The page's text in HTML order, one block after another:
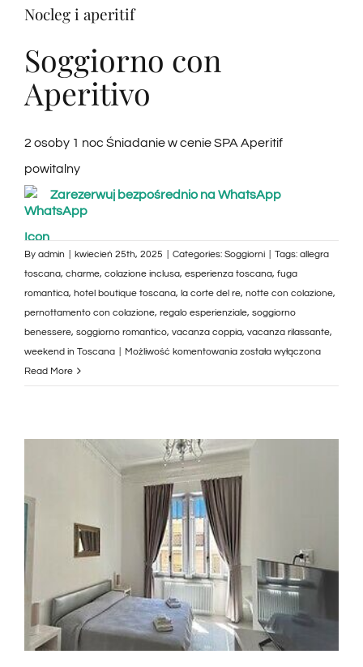
Nocleg i aperitif
Soggiorno con
Aperitivo
2 osoby 1 noc Śniadanie w cenie SPA Aperitif
powitalny
Zarezerwuj bezpośrednio na WhatsApp
By admin kwiecień 25th, 2025 Categories: Soggiorni Tags: allegra
toscana, charme, colazione inclusa, esperienza toscana, fuga
romantica, hotel boutique toscana, la corte del re, notte con colazione,
pernottamento con colazione, regalo esperienziale, soggiorno
benessere, soggiorno romantico, vacanza coppia, vacanza rilassante,
weekend in Toscana
Możliwość komentowania Pernottamento
Aperitivo
została wyłączona
Read More